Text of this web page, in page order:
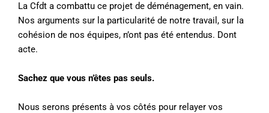
La Cfdt a combattu ce projet de déménagement, en vain.
Nos arguments sur la particularité de notre travail, sur la
cohésion de nos équipes, n’ont pas été entendus. Dont
acte.
Sachez que vous n’êtes pas seuls.
Nous serons présents à vos côtés pour relayer vos